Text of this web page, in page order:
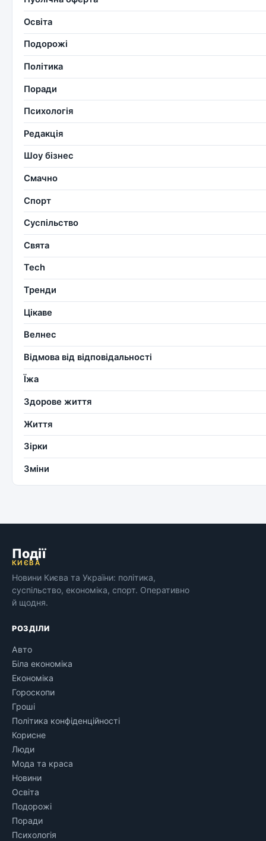
Освіта
Подорожі
Політика
Поради
Психологія
Редакція
Шоу бізнес
Смачно
Спорт
Суспільство
Свята
Tech
Тренди
Цікаве
Велнес
Відмова від відповідальності
Їжа
Здорове життя
Життя
Зірки
Зміни
Події
КИЄВА
Новини Києва та України: політика,
суспільство, економіка, спорт. Оперативно
й щодня.
РОЗДІЛИ
Авто
Біла економіка
Економіка
Гороскопи
Гроші
Політика конфіденційності
Корисне
Люди
Мода та краса
Новини
Освіта
Подорожі
Поради
Психологія